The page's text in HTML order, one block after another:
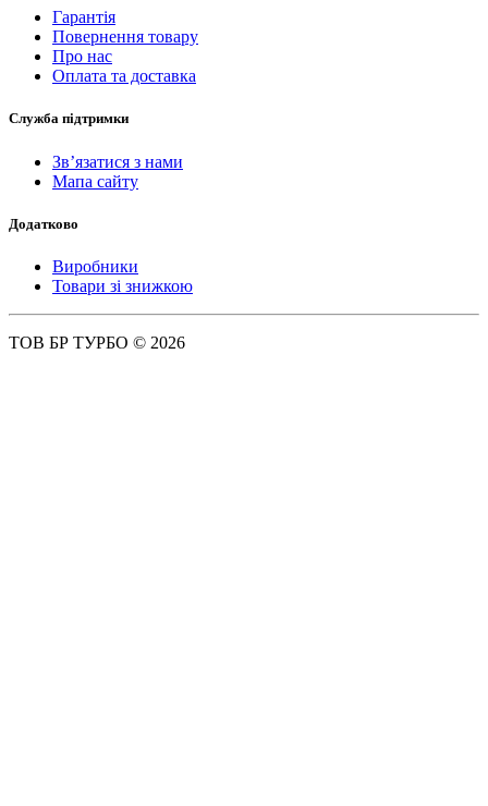
Гарантія
Повернення товару
Про нас
Оплата та доставка
Служба підтримки
Зв’язатися з нами
Мапа сайту
Додатково
Виробники
Товари зі знижкою
ТОВ БР ТУРБО © 2026